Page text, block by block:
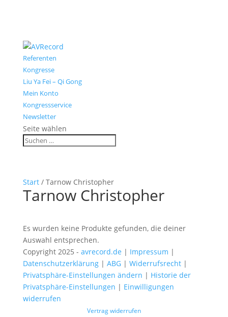
Referenten
Kongresse
Liu Ya Fei – Qi Gong
Mein Konto
Kongressservice
Newsletter
Seite wählen
Start/ Tarnow Christopher
Tarnow Christopher
Es wurden keine Produkte gefunden, die deiner
Auswahl entsprechen.
Copyright 2025 - avrecord.de | Impressum |
Datenschutzerklärung| ABG| Widerrufsrecht|
Privatsphäre-Einstellungen ändern | Historie der
Privatsphäre-Einstellungen | Einwilligungen
widerrufen
Vertrag widerrufen